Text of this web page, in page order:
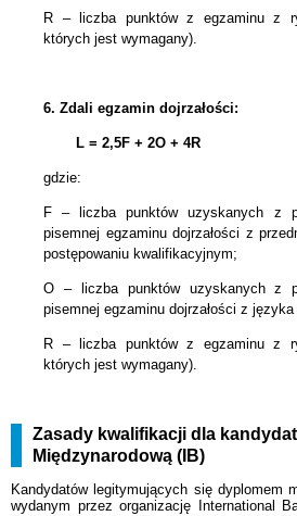
R – liczba punktów z egzaminu z
których jest wymagany).
6. Zdali egzamin dojrzałości:
L = 2,5F + 2O + 4R
gdzie:
F – liczba punktów uzyskanych z
pisemnej egzaminu dojrzałości z
postępowaniu kwalifikacyjnym;
O – liczba punktów uzyskanych z
pisemnej egzaminu dojrzałości z
R – liczba punktów z egzaminu z
których jest wymagany).
Zasady kwalifikacji dla
Międzynarodową (IB)
Kandydatów legitymujących się dyplomem
wydanym przez organizację International